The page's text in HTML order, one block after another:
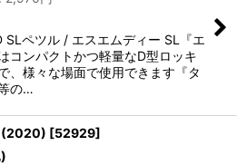
SLペツル / エスエムディー SL『エ
コンパクトかつ軽量なD型ロッキ
、様々な場面で使用できます『タ
の…
(2020) [52929]